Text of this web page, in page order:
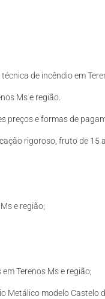
de incêndio em
Ms e região.
e formas de
rigoroso, fruto de 15
e região;
Terenos Ms e região;
modelo Castelo